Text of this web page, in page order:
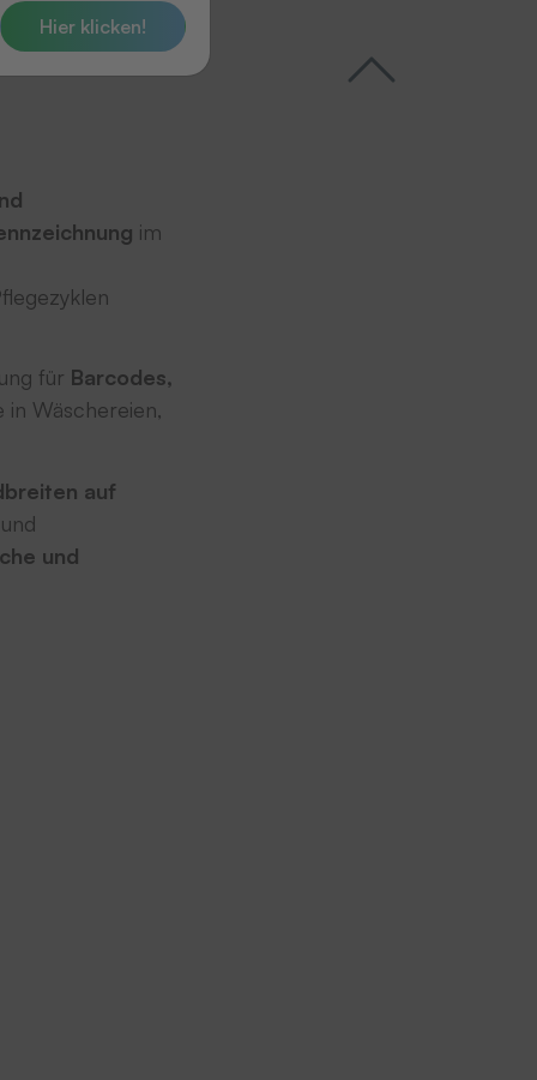
im
für Barcodes,
Wäschereien,
auf
und
Hier klicken!